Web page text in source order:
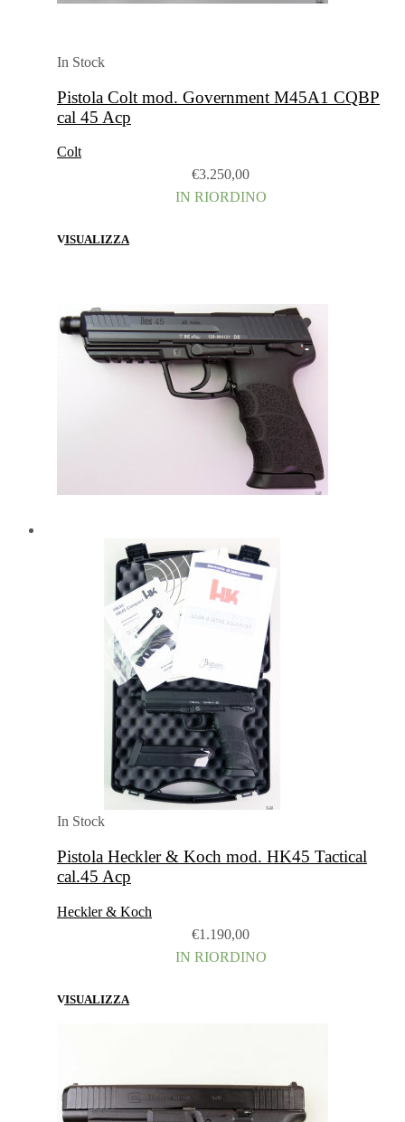
In Stock
Pistola Colt mod. Government M45A1 CQBP
cal 45 Acp
Colt
€3.250,00
IN RIORDINO
VISUALIZZA
In Stock
Pistola Heckler & Koch mod. HK45 Tactical
cal.45 Acp
Heckler & Koch
€1.190,00
IN RIORDINO
VISUALIZZA